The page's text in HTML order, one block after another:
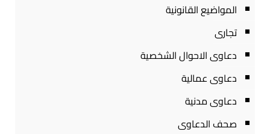
المواضيع القانونية
تجارى
دعاوى الاحوال الشخصية
دعاوى عمالية
دعاوى مدنية
صحف الدعاوى